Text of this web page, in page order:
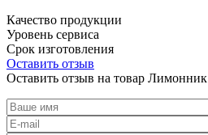
Качество продукции
Уровень сервиса
Срок изготовления
Оставить отзыв
Оставить отзыв на товар Лимонник